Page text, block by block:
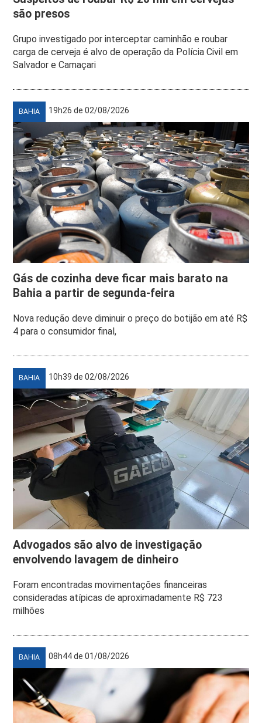
são presos
Grupo investigado por interceptar caminhão e roubar
carga de cerveja é alvo de operação da Polícia Civil em
Salvador e Camaçari
BAHIA 19h26 de 02/08/2026
Gás de cozinha deve ficar mais barato na
Bahia a partir de segunda-feira
Nova redução deve diminuir o preço do botijão em até R$
4 para o consumidor final,
BAHIA 10h39 de 02/08/2026
Advogados são alvo de investigação
envolvendo lavagem de dinheiro
Foram encontradas movimentações financeiras
consideradas atípicas de aproximadamente R$ 723
milhões
BAHIA 08h44 de 01/08/2026